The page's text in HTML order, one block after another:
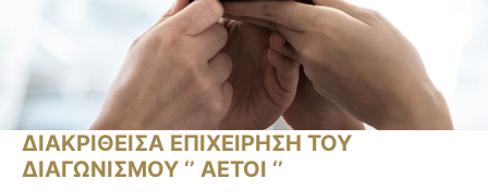
ΔΙΑΚΡΙΘΕΙΣΑ ΕΠΙΧΕΙΡΗΣΗ ΤΟΥ
ΔΙΑΓΩΝΙΣΜΟΥ ‘’ ΑΕΤΟΙ ‘’